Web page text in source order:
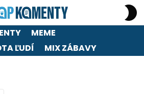
MEME
ĽUDÍ
MIX ZÁBAVY